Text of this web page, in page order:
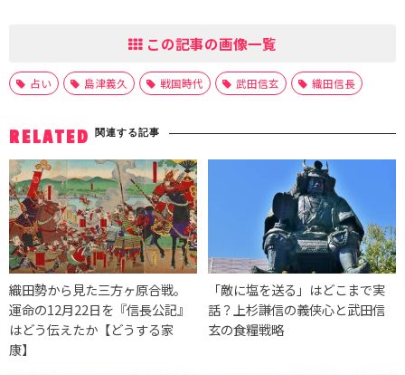
この記事の画像一覧
占い 島津義久 戦国時代 武田信玄 織田信長
RELATED 関連する記事
織田勢から見た三方ヶ原合戦。
運命の12月22日を『信長公記』
はどう伝えたか【どうする家
康】
「敵に塩を送る」はどこまで実
話？上杉謙信の義侠心と武田信
玄の食糧戦略